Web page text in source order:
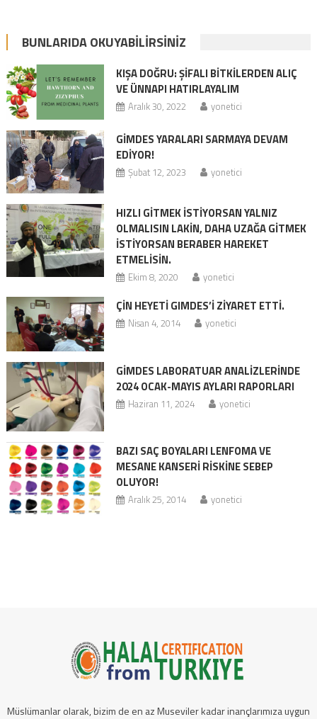
BUNLARIDA OKUYABILIRSINIZ
KIŞA DOĞRU: ŞİFALI BİTKİLERDEN ALIÇ
VE ÜNNAPI HATIRLAYALIM
Aralık 30, 2022 yonetici
GİMDES YARALARI SARMAYA DEVAM
EDİYOR!
Şubat 12, 2023 yonetici
HIZLI GİTMEK İSTİYORSAN YALNIZ
OLMALISIN LAKİN, DAHA UZAĞA GİTMEK
İSTİYORSAN BERABER HAREKET
ETMELİSİN.
Ekim 8, 2020 yonetici
ÇIN HEYETI GIMDES’I ZIYARET ETTI.
Nisan 4, 2014 yonetici
GİMDES LABORATUAR ANALİZLERİNDE
2024 OCAK-MAYIS AYLARI RAPORLARI
Haziran 11, 2024 yonetici
BAZI SAÇ BOYALARI LENFOMA VE
MESANE KANSERI RISKINE SEBEP
OLUYOR!
Aralık 25, 2014 yonetici
Müslümanlar olarak, bizim de en az Museviler kadar inançlarımıza uygun